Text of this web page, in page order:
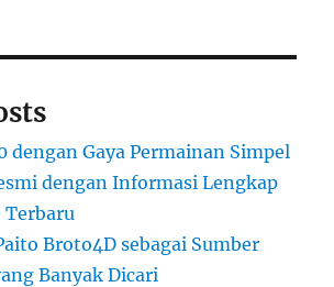
dengan Gaya Permainan Simpel
dengan Informasi Lengkap
Terbaru
Broto4D sebagai Sumber
Banyak Dicari